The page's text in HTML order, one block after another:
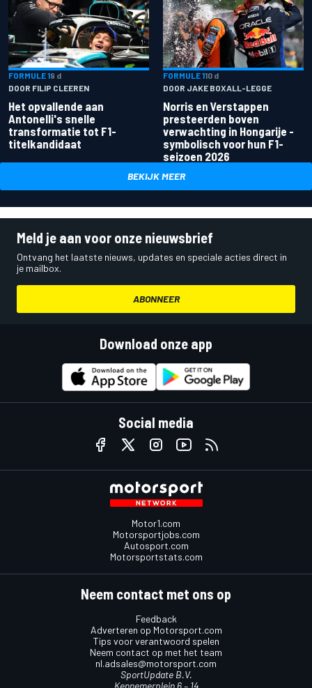
FORMULE 19 d
DOOR FILIP CLEEREN
Het opvallende aan
Antonelli's snelle
transformatie tot F1-
titelkandidaat
FORMULE 110 d
DOOR JAKE BOXALL-LEGGE
Norris en Verstappen
presteerden boven
verwachting in Hongarije -
symbolisch voor hun F1-
seizoen 2026
BEKIJK MEER
Meld je aan voor onze nieuwsbrief
Ontvang het laatste nieuws, updates en speciale acties direct in
je mailbox.
ABONNEER
Download onze app
Social media
Motor1.com
Motorsportjobs.com
Autosport.com
Motorsportstats.com
Neem contact met ons op
Feedback
Adverteren op Motorsport.com
Tips voor verantwoord spelen
Neem contact op met het team
nl.adsales@motorsport.com
SportUpdate B.V.
Kennemerplein 6 – 14